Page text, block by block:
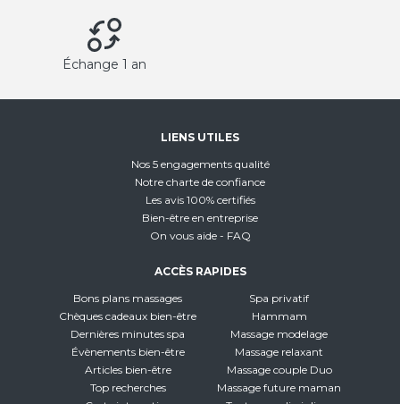
Échange 1 an
LIENS UTILES
Nos 5 engagements qualité
Notre charte de confiance
Les avis 100% certifiés
Bien-être en entreprise
On vous aide - FAQ
ACCÈS RAPIDES
Bons plans massages
Chèques cadeaux bien-être
Dernières minutes spa
Évènements bien-être
Articles bien-être
Top recherches
Spa privatif
Hammam
Massage modelage
Massage relaxant
Massage couple Duo
Massage future maman